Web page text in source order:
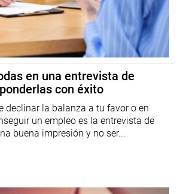
en una entrevista de
con éxito
declinar la balanza a tu favor o en
un empleo es la entrevista de
buena impresión y no ser...